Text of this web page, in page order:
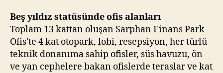
Beş yıldız statüsünde ofis alanları
Toplam 13 kattan oluşan Sarphan Finans Park
Ofis'te 4 kat otopark, lobi, resepsiyon, her türlü
teknik donanıma sahip ofisler, süs havuzu, ön
ve yan cephelere bakan ofislerde teraslar ve kat